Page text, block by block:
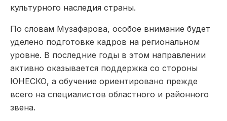
культурного наследия страны.
По словам Музафарова, особое внимание будет
уделено подготовке кадров на региональном
уровне. В последние годы в этом направлении
активно оказывается поддержка со стороны
ЮНЕСКО, а обучение ориентировано прежде
всего на специалистов областного и районного
звена.